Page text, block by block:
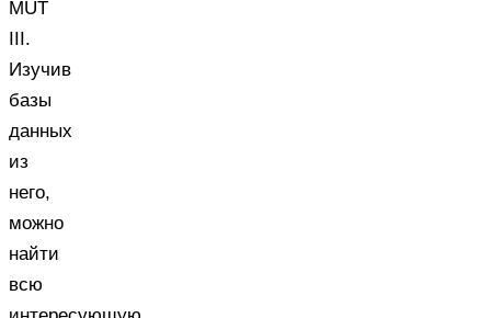
MUT
III.
Изучив
базы
данных
из
него,
можно
найти
всю